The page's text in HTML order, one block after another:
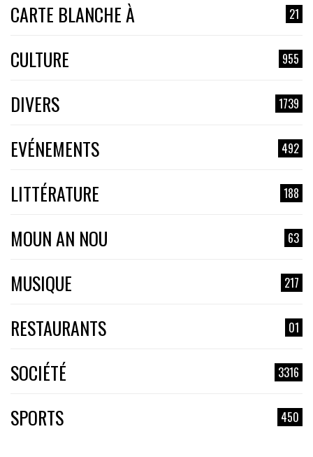
CARTE BLANCHE À 21
CULTURE 955
DIVERS 1739
EVÉNEMENTS 492
LITTÉRATURE 188
MOUN AN NOU 63
MUSIQUE 217
RESTAURANTS 01
SOCIÉTÉ 3316
SPORTS 450